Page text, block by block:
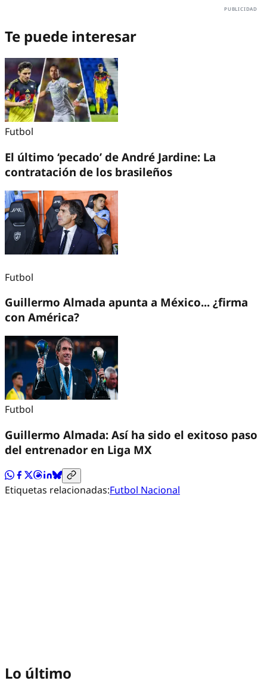
Te puede interesar
Futbol
El último ‘pecado’ de André Jardine: La
contratación de los brasileños
Futbol
Guillermo Almada apunta a México... ¿firma
con América?
Futbol
Guillermo Almada: Así ha sido el exitoso paso
del entrenador en Liga MX
Etiquetas relacionadas:Futbol Nacional
Lo último